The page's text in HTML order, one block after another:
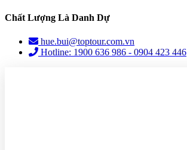
Chất Lượng Là Danh Dự
hue.bui@toptour.com.vn
Hotline: 1900 636 986 - 0904 423 446